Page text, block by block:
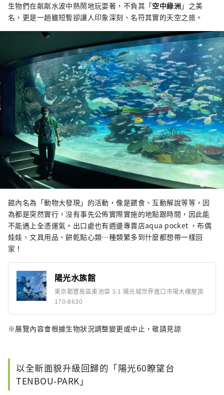
生物們在粼粼水波中熱鬧地玩耍著，不負其「空中綠洲」之美
名，更是一趟雖短暫卻讓人印象深刻、名符其實的天空之旅。
館內名為「動物大發現」的活動，像是餵食、互動解說等等，因
為都是突然實行，沒有事先公佈實際實施的地點跟時間，因此能
不能遇上全憑運氣。出口處也有週邊專賣店aqua pocket ，布偶
娃娃、文具用品、餅乾點心類…種類繁多到什麼都想帶一樣回
家！
陽光水族館
東京都豐島區東池袋 3-1 陽光城世界進口市場大樓屋頂
170-8630
※展覽內容會根據生物狀況調整變更或中止，敬請見諒
以全新面貌升級回歸的「陽光60瞭望台
TENBOU-PARK」